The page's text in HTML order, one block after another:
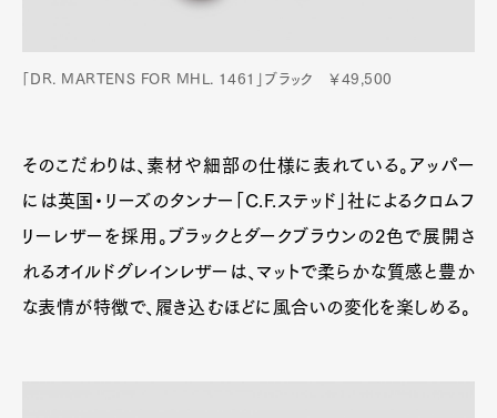
「DR. MARTENS FOR MHL. 1461」ブラック ￥49,500
そのこだわりは、素材や細部の仕様に表れている。アッパー
には英国・リーズのタンナー「C.F.ステッド」社によるクロムフ
リーレザーを採用。ブラックとダークブラウンの2色で展開さ
れるオイルドグレインレザーは、マットで柔らかな質感と豊か
な表情が特徴で、履き込むほどに風合いの変化を楽しめる。